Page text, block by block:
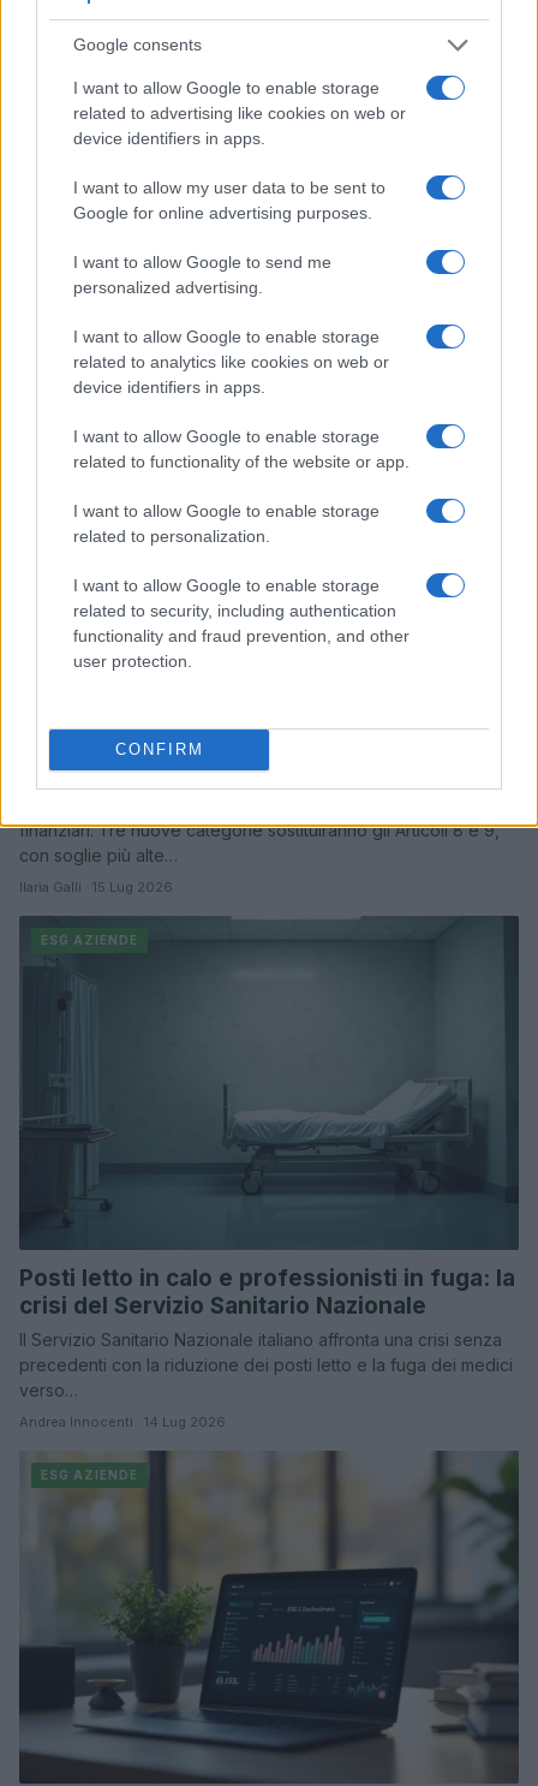
Google consents
I want to allow Google to enable storage
related to advertising like cookies on web or
device identifiers in apps.
I want to allow my user data to be sent to
Google for online advertising purposes.
I want to allow Google to send me
personalized advertising.
I want to allow Google to enable storage
related to analytics like cookies on web or
device identifiers in apps.
I want to allow Google to enable storage
related to functionality of the website or app.
I want to allow Google to enable storage
related to personalization.
I want to allow Google to enable storage
related to security, including authentication
functionality and fraud prevention, and other
user protection.
CONFIRM
Come leggere un rating ESG aziendale:
Capire un rating ESG richiede metodo: questa guida spiega
copertura, pesi, fonti e limiti, confronta le metodologie dei
Ilaria Galli · 16 Lug 2026
Investimenti sostenibili: le novità delle
regole ESG in Europa
finanziari. Tre nuove categorie sostituiranno gli Articoli 8 e 9,
con soglie più alte…
Ilaria Galli · 15 Lug 2026
ESG AZIENDE
Posti letto in calo e professionisti in fuga: la
crisi del Servizio Sanitario Nazionale
Il Servizio Sanitario Nazionale italiano affronta una crisi senza
precedenti con la riduzione dei posti letto e la fuga dei medici
verso…
Andrea Innocenti · 14 Lug 2026
ESG AZIENDE